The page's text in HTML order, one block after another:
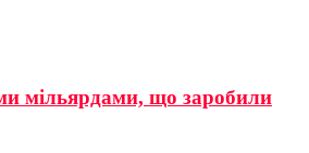
мільярдами, що заробили